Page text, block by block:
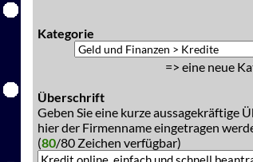
Kategorie
=> eine neue
Überschrift
Geben Sie eine kurze aussagekräftige
hier der Firmenname eingetragen
(80/80 Zeichen verfügbar)